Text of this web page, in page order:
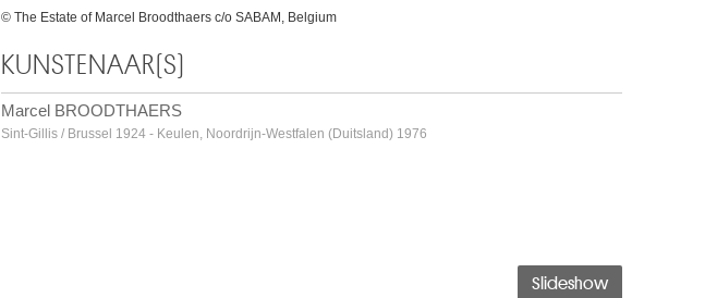
© The Estate of Marcel Broodthaers c/o SABAM, Belgium
KUNSTENAAR(S)
Marcel BROODTHAERS
Sint-Gillis / Brussel 1924 - Keulen, Noordrijn-Westfalen (Duitsland) 1976
Slideshow